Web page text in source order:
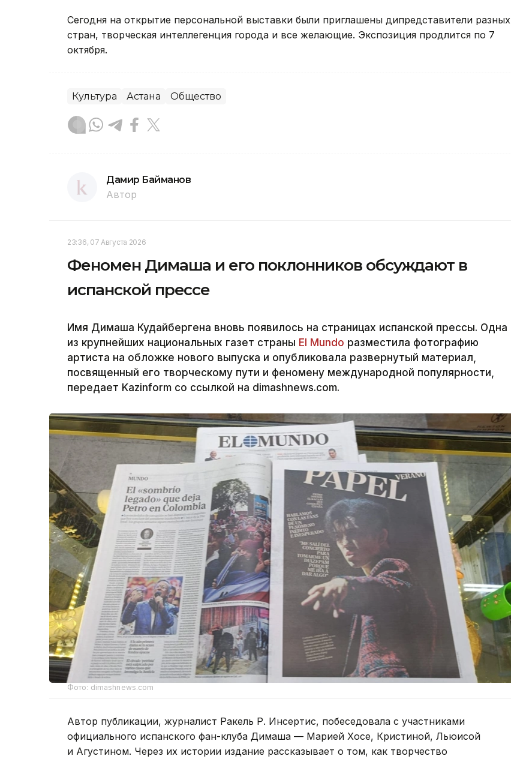
Сегодня на открытие персональной выставки были приглашены дипредставители разных
стран, творческая интеллегенция города и все желающие. Экспозиция продлится по 7
октября.
Культура Астана Общество
Дамир Байманов
Автор
23:36, 07 Августа 2026
Феномен Димаша и его поклонников обсуждают в
испанской прессе
Имя Димаша Кудайбергена вновь появилось на страницах испанской прессы. Одна
из крупнейших национальных газет страны El Mundo разместила фотографию
артиста на обложке нового выпуска и опубликовала развернутый материал,
посвященный его творческому пути и феномену международной популярности,
передает Kazinform со ссылкой на dimashnews.com.
Фото: dimashnews.com
Автор публикации, журналист Ракель Р. Инсертис, побеседовала с участниками
официального испанского фан-клуба Димаша — Марией Хосе, Кристиной, Льюисой
и Агустином. Через их истории издание рассказывает о том, как творчество